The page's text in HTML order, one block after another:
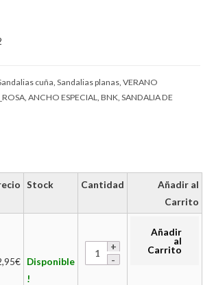
cuña Sandalias planas VERANO
_ROSA ANCHO ESPECIAL BNK SANDALIA DE
Stock Cantidad
Añadir al
Carrito
€ Disponible
!
Añadir
al
Carrito